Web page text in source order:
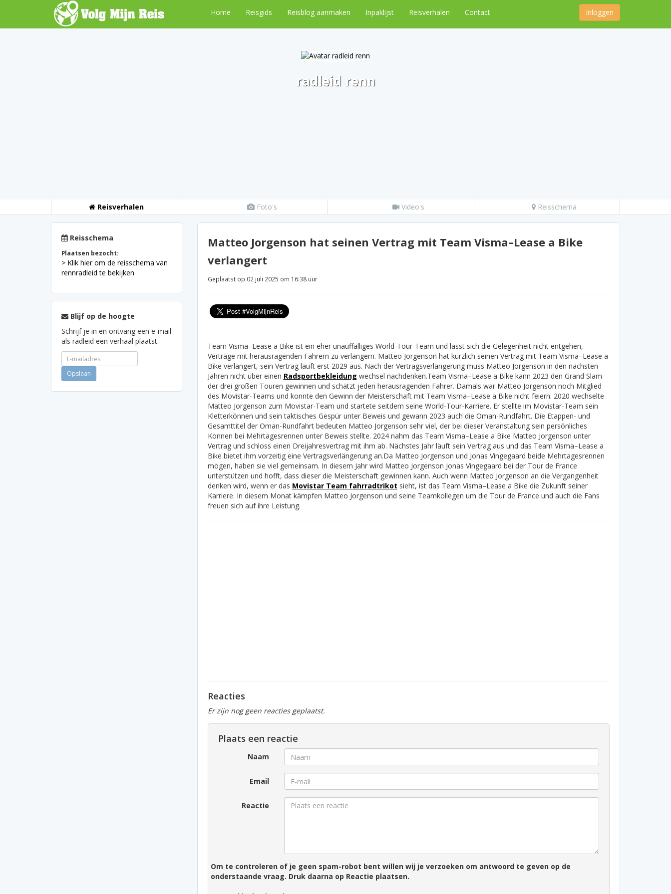
Home Reisgids Reisblog aanmaken Inpaklijst Reisverhalen Contact Inloggen
radleid renn
Reisverhalen Foto's Video's Reisschema
Reisschema
Plaatsen bezocht:
> Klik hier om de reisschema van
rennradleid te bekijken
Blijf op de hoogte
Schrijf je in en ontvang een e-mail
als radleid een verhaal plaatst.
Matteo Jorgenson hat seinen Vertrag mit Team Visma–Lease a Bike
verlangert
Geplaatst op 02 juli 2025 om 16:38 uur
Team Visma–Lease a Bike ist ein eher unauffälliges World-Tour-Team und lässt sich die Gelegenheit nicht entgehen,
Verträge mit herausragenden Fahrern zu verlängern. Matteo Jorgenson hat kürzlich seinen Vertrag mit Team Visma–Lease a
Bike verlängert, sein Vertrag läuft erst 2029 aus. Nach der Vertragsverlängerung muss Matteo Jorgenson in den nächsten
Jahren nicht über einen Radsportbekleidung wechsel nachdenken.Team Visma–Lease a Bike kann 2023 den Grand Slam
der drei großen Touren gewinnen und schätzt jeden herausragenden Fahrer. Damals war Matteo Jorgenson noch Mitglied
des Movistar-Teams und konnte den Gewinn der Meisterschaft mit Team Visma–Lease a Bike nicht feiern. 2020 wechselte
Matteo Jorgenson zum Movistar-Team und startete seitdem seine World-Tour-Karriere. Er stellte im Movistar-Team sein
Kletterkönnen und sein taktisches Gespür unter Beweis und gewann 2023 auch die Oman-Rundfahrt. Die Etappen- und
Gesamttitel der Oman-Rundfahrt bedeuten Matteo Jorgenson sehr viel, der bei dieser Veranstaltung sein persönliches
Können bei Mehrtagesrennen unter Beweis stellte. 2024 nahm das Team Visma–Lease a Bike Matteo Jorgenson unter
Vertrag und schloss einen Dreijahresvertrag mit ihm ab. Nächstes Jahr läuft sein Vertrag aus und das Team Visma–Lease a
Bike bietet ihm vorzeitig eine Vertragsverlängerung an.Da Matteo Jorgenson und Jonas Vingegaard beide Mehrtagesrennen
mögen, haben sie viel gemeinsam. In diesem Jahr wird Matteo Jorgenson Jonas Vingegaard bei der Tour de France
unterstützen und hofft, dass dieser die Meisterschaft gewinnen kann. Auch wenn Matteo Jorgenson an die Vergangenheit
denken wird, wenn er das Movistar Team fahrradtrikot sieht, ist das Team Visma–Lease a Bike die Zukunft seiner
Karriere. In diesem Monat kämpfen Matteo Jorgenson und seine Teamkollegen um die Tour de France und auch die Fans
freuen sich auf ihre Leistung.
Reacties
Er zijn nog geen reacties geplaatst.
Plaats een reactie
Naam
Email
Reactie
Om te controleren of je geen spam-robot bent willen wij je verzoeken om antwoord te geven op de
onderstaande vraag. Druk daarna op Reactie plaatsen.